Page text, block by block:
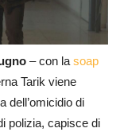
– con lasoap
Tarik viene
dell’omicidio di
polizia, capisce di